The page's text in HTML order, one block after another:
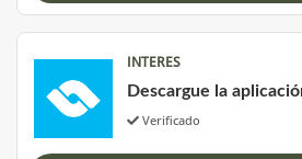
INTERES
Descargue la
Verificado